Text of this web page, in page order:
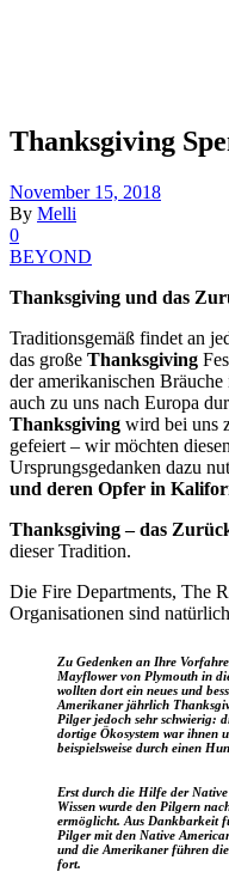
Thanksgiving
November 15, 2018
By Melli
0
BEYOND
Thanksgiving und das
Traditionsgemäß findet an
das große Thanksgiving
der amerikanischen
auch zu uns nach Europa
Thanksgiving wird bei uns
gefeiert – wir möchten
Ursprungsgedanken dazu
und deren Opfer in
Thanksgiving – das
dieser Tradition.
Die Fire Departments, The
Organisationen sind natürlich
Zu Gedenken an Ihre
Mayflower von Plymouth in
wollten dort ein neues und
Amerikaner jährlich
Pilger jedoch sehr schwierig:
dortige Ökosystem war ihnen
beispielsweise durch einen
Erst durch die Hilfe der
Wissen wurde den Pilgern
ermöglicht. Aus Dankbarkeit
Pilger mit den Native
und die Amerikaner führen
fort.